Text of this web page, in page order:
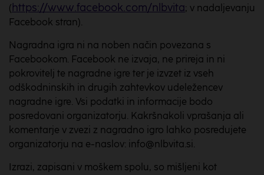
( https://www.facebook.com/nlbvita; v nadaljevanju
Facebook stran).
Nagradna igra ni na noben način povezana s
Facebookom. Facebook ne izvaja, ne prireja in ni
pokrovitelj te nagradne igre ter je izvzet iz vseh
odškodninskih in drugih zahtevkov udeležencev
nagradne igre. Vsi podatki in informacije bodo
posredovani organizatorju. Kakršnakoli vprašanja ali
komentarje v zvezi z nagradno igro lahko posredujete
organizatorju na e-naslov: info@nlbvita.si.
Izrazi, zapisani v moškem spolu, so mišljeni kot